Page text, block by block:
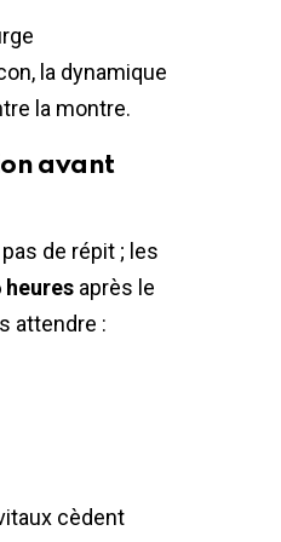
la dynamique
la montre.
avant
de répit ; les
heures après le
attendre :
cèdent